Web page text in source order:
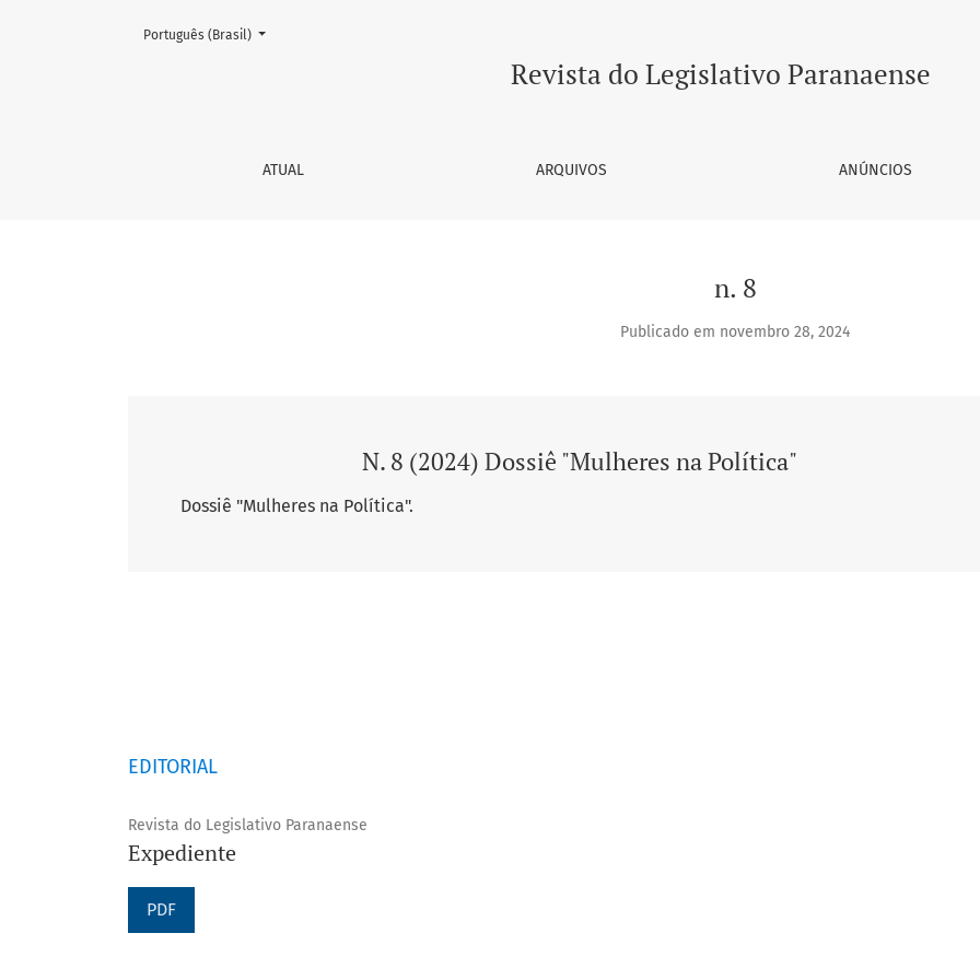
n. 8
Revista do Legislativo Paranaense
ATUAL ARQUIVOS ANÚNCIOS
Mudar o idioma. O atual é:
Português (Brasil)
n. 8
Publicado em novembro 28, 2024
N. 8 (2024) Dossiê "Mulheres na Política"
Dossiê "Mulheres na Política".
EDITORIAL
Revista do Legislativo Paranaense
Expediente
PDF